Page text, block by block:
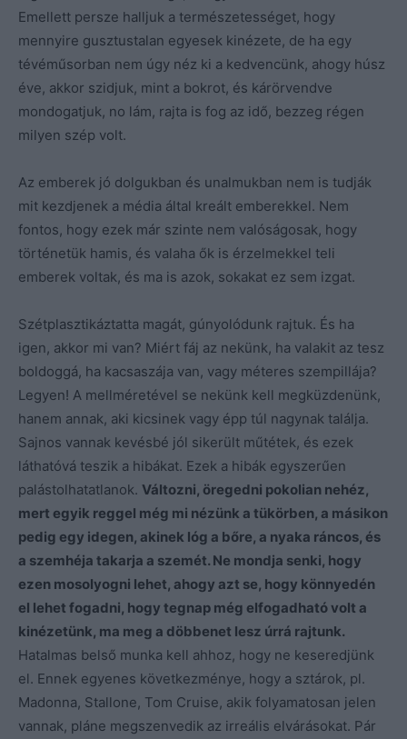
Emellett persze halljuk a természetességet, hogy
mennyire gusztustalan egyesek kinézete, de ha egy
tévéműsorban nem úgy néz ki a kedvencünk, ahogy húsz
éve, akkor szidjuk, mint a bokrot, és kárörvendve
mondogatjuk, no lám, rajta is fog az idő, bezzeg régen
milyen szép volt.
Az emberek jó dolgukban és unalmukban nem is tudják
mit kezdjenek a média által kreált emberekkel. Nem
fontos, hogy ezek már szinte nem valóságosak, hogy
történetük hamis, és valaha ők is érzelmekkel teli
emberek voltak, és ma is azok, sokakat ez sem izgat.
Szétplasztikáztatta magát, gúnyolódunk rajtuk. És ha
igen, akkor mi van? Miért fáj az nekünk, ha valakit az tesz
boldoggá, ha kacsaszája van, vagy méteres szempillája?
Legyen! A mellméretével se nekünk kell megküzdenünk,
hanem annak, aki kicsinek vagy épp túl nagynak találja.
Sajnos vannak kevésbé jól sikerült műtétek, és ezek
láthatóvá teszik a hibákat. Ezek a hibák egyszerűen
palástolhatatlanok. Változni, öregedni pokolian nehéz,
mert egyik reggel még mi nézünk a tükörben, a másikon
pedig egy idegen, akinek lóg a bőre, a nyaka ráncos, és
a szemhéja takarja a szemét. Ne mondja senki, hogy
ezen mosolyogni lehet, ahogy azt se, hogy könnyedén
el lehet fogadni, hogy tegnap még elfogadható volt a
kinézetünk, ma meg a döbbenet lesz úrrá rajtunk.
Hatalmas belső munka kell ahhoz, hogy ne keseredjünk
el. Ennek egyenes következménye, hogy a sztárok, pl.
Madonna, Stallone, Tom Cruise, akik folyamatosan jelen
vannak, pláne megszenvedik az irreális elvárásokat. Pár